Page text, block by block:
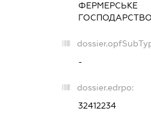
ФЕРМЕРСЬКЕ
ГОСПОДАРСТВО
-
dossier.edrpo:
32412234